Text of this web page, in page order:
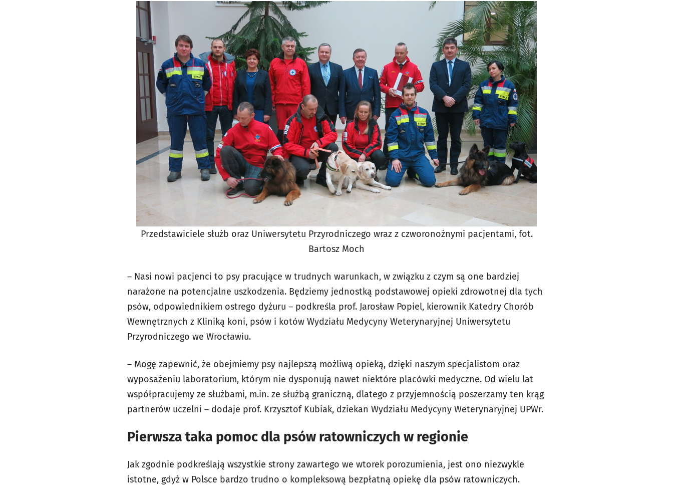
Przedstawiciele służb oraz Uniwersytetu Przyrodniczego wraz z czworonożnymi pacjentami, fot.
Bartosz Moch
– Nasi nowi pacjenci to psy pracujące w trudnych warunkach, w związku z czym są one bardziej
narażone na potencjalne uszkodzenia. Będziemy jednostką podstawowej opieki zdrowotnej dla tych
psów, odpowiednikiem ostrego dyżuru – podkreśla prof. Jarosław Popiel, kierownik Katedry Chorób
Wewnętrznych z Kliniką koni, psów i kotów Wydziału Medycyny Weterynaryjnej Uniwersytetu
Przyrodniczego we Wrocławiu.
– Mogę zapewnić, że obejmiemy psy najlepszą możliwą opieką, dzięki naszym specjalistom oraz
wyposażeniu laboratorium, którym nie dysponują nawet niektóre placówki medyczne. Od wielu lat
współpracujemy ze służbami, m.in. ze służbą graniczną, dlatego z przyjemnością poszerzamy ten krąg
partnerów uczelni – dodaje prof. Krzysztof Kubiak, dziekan Wydziału Medycyny Weterynaryjnej UPWr.
Pierwsza taka pomoc dla psów ratowniczych w regionie
Jak zgodnie podkreślają wszystkie strony zawartego we wtorek porozumienia, jest ono niezwykle
istotne, gdyż w Polsce bardzo trudno o kompleksową bezpłatną opiekę dla psów ratowniczych.